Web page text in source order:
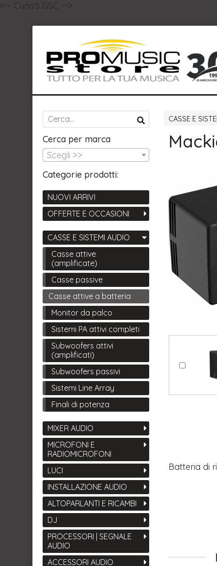
<-- Curio's GSC -->
CASSE E
Batteria di
Cerca per marca
Scegli >>
Categorie prodotti:
NUOVI ARRIVI
OFFERTE E OCCASIONI
CASSE E SISTEMI AUDIO
Casse attive
(amplificate)
Casse passive
Casse attive a batteria
Monitor da palco
Sistemi PA attivi completi
Subwoofers attivi
(amplificati)
Subwoofers passivi
Sistemi Line Array
Finali di potenza
MIXER AUDIO
MICROFONI E
RADIOMICROFONI
LUCI
INSTALLAZIONE AUDIO
ALTOPARLANTI E RICAMBI
DJ
PROCESSORI | SEGNALE
AUDIO
ACCESSORI AUDIO